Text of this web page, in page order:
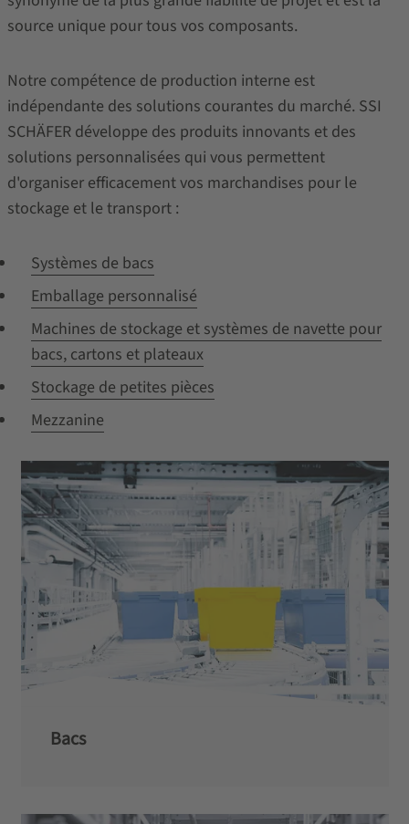
source unique pour tous vos composants.
Notre compétence de production interne est
indépendante des solutions courantes du marché. SSI
SCHÄFER développe des produits innovants et des
solutions personnalisées qui vous permettent
d'organiser efficacement vos marchandises pour le
stockage et le transport :
Systèmes de bacs
Emballage personnalisé
Machines de stockage et systèmes de navette pour
bacs, cartons et plateaux
Stockage de petites pièces
Mezzanine
Bacs